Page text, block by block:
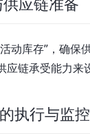
动库存”，确保
应链承受能力来
执行与监